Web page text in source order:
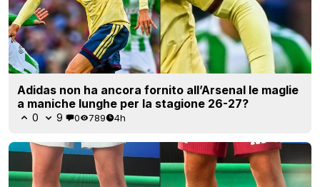
Adidas non ha ancora fornito all’Arsenal le maglie
a maniche lunghe per la stagione 26-27?
0 9 0 789 4h